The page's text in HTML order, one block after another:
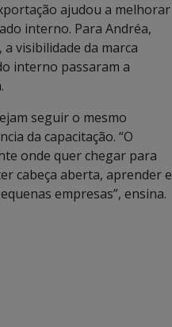
ajudou a melhorar
interno. Para Andréa,
visibilidade da marca
interno passaram a
seguir o mesmo
da capacitação. “O
onde quer chegar para
cabeça aberta, aprender e
empresas”, ensina.